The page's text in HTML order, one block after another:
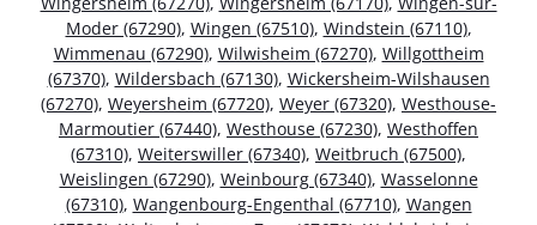
Moder (67290), Wingen (67510), Windstein (67110),
Wimmenau (67290), Wilwisheim (67270), Willgottheim
(67370), Wildersbach (67130), Wickersheim-Wilshausen
(67270), Weyersheim (67720), Weyer (67320), Westhouse-
Marmoutier (67440), Westhouse (67230), Westhoffen
(67310), Weiterswiller (67340), Weitbruch (67500),
Weislingen (67290), Weinbourg (67340), Wasselonne
(67310), Wangenbourg-Engenthal (67710), Wangen